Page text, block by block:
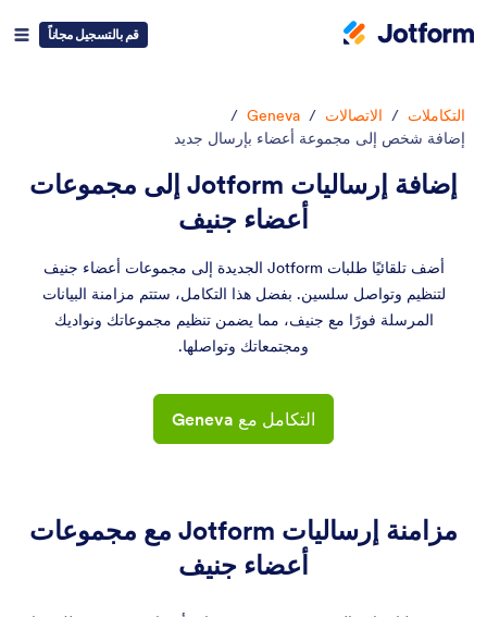
قم بالتسجيل مجاناً
التكاملات / الاتصالات /
Geneva
/
إضافة شخص إلى مجموعة أعضاء بإرسال جديد
إضافة إرساليات Jotform إلى مجموعات
أعضاء جنيف
أضف تلقائيًا طلبات Jotform الجديدة إلى مجموعات أعضاء جنيف
لتنظيم وتواصل سلسين. بفضل هذا التكامل، ستتم مزامنة البيانات
المرسلة فورًا مع جنيف، مما يضمن تنظيم مجموعاتك ونواديك
ومجتمعاتك وتواصلها.
التكامل مع Geneva
مزامنة إرساليات Jotform مع مجموعات
أعضاء جنيف